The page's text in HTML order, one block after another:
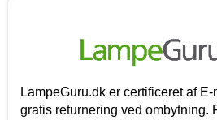
LampeGuru.dk er certificeret af
gratis returnering ved ombytning.